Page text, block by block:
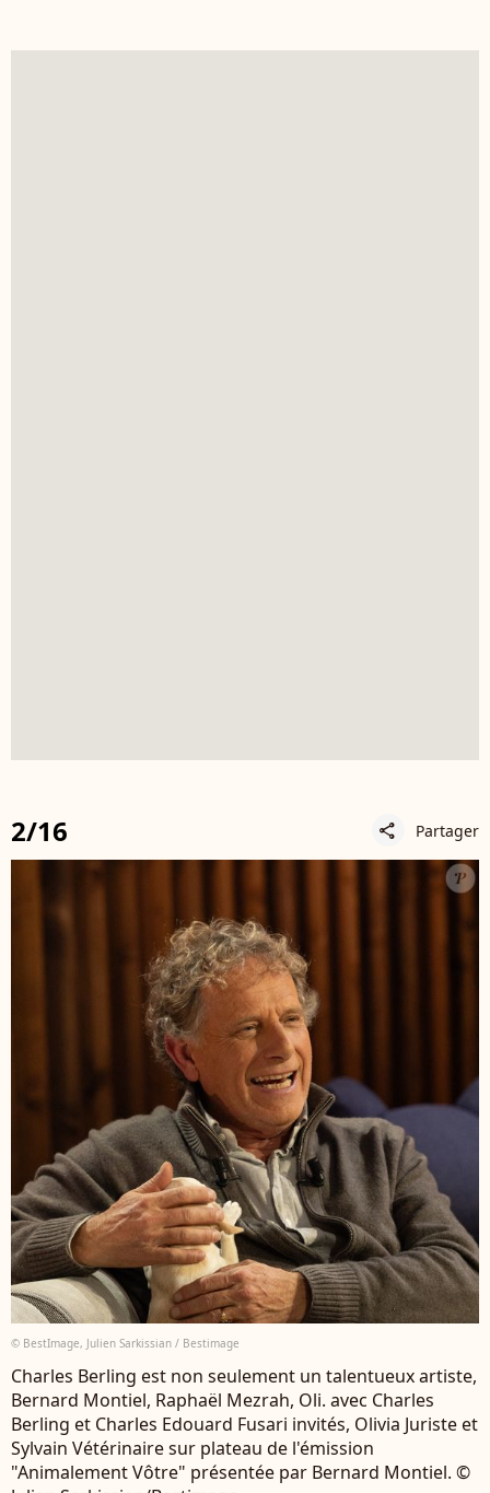
2/16 share Partager
© BestImage, Julien Sarkissian / Bestimage
Charles Berling est non seulement un talentueux artiste,
Bernard Montiel, Raphaël Mezrah, Oli. avec Charles
Berling et Charles Edouard Fusari invités, Olivia Juriste et
Sylvain Vétérinaire sur plateau de l'émission
"Animalement Vôtre" présentée par Bernard Montiel. ©